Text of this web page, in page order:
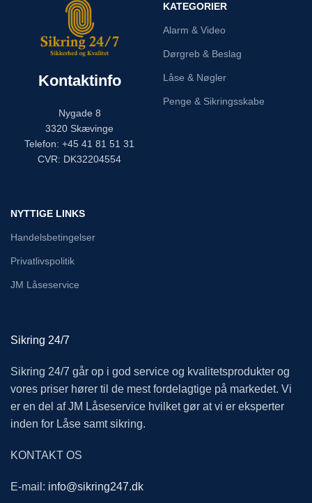
Kontaktinfo
Nygade 8
3320 Skævinge
Telefon: +45 41 81 51 31
CVR: DK32204554
KATEGORIER
Alarm & Video
Dørgreb & Beslag
Låse & Nøgler
Penge & Sikringsskabe
NYTTIGE LINKS
Handelsbetingelser
Privatlivspolitik
JM Låseservice
Sikring 24/7
Sikring 24/7 går op i god service og kvalitetsprodukter og
vores priser hører til de mest fordelagtige på markedet. Vi
er en del af JM Låseservice hvilket gør at vi er eksperter
inden for Låse samt sikring.
KONTAKT OS
E-mail: info@sikring247.dk